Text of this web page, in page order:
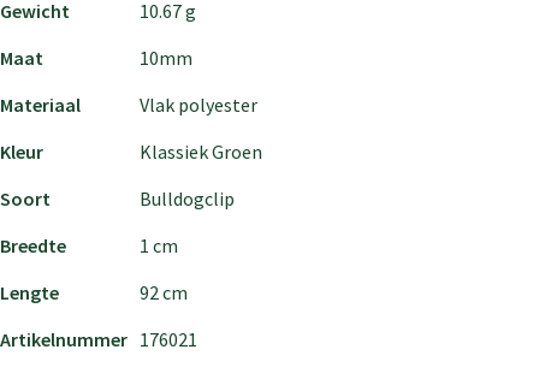
Gewicht
10.67 g
Maat
10mm
Materiaal
Vlak polyester
Kleur
Klassiek Groen
Soort
Bulldogclip
Breedte
1 cm
Lengte
92 cm
Artikelnummer 176021